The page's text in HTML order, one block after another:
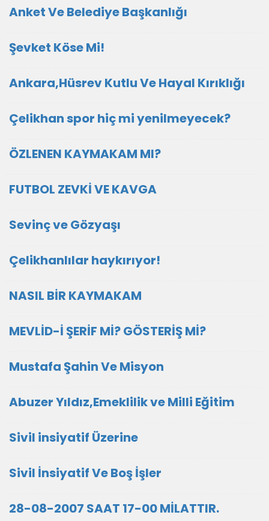
Anket Ve Belediye Başkanlığı
Şevket Köse Mi!
Ankara,Hüsrev Kutlu Ve Hayal Kırıklığı
Çelikhan spor hiç mi yenilmeyecek?
ÖZLENEN KAYMAKAM MI?
FUTBOL ZEVKİ VE KAVGA
Sevinç ve Gözyaşı
Çelikhanlılar haykırıyor!
NASIL BİR KAYMAKAM
MEVLİD-İ ŞERİF Mİ? GÖSTERİŞ Mİ?
Mustafa Şahin Ve Misyon
Abuzer Yıldız,Emeklilik ve Milli Eğitim
Sivil insiyatif Üzerine
Sivil İnsiyatif Ve Boş İşler
28-08-2007 SAAT 17-00 MİLATTIR.